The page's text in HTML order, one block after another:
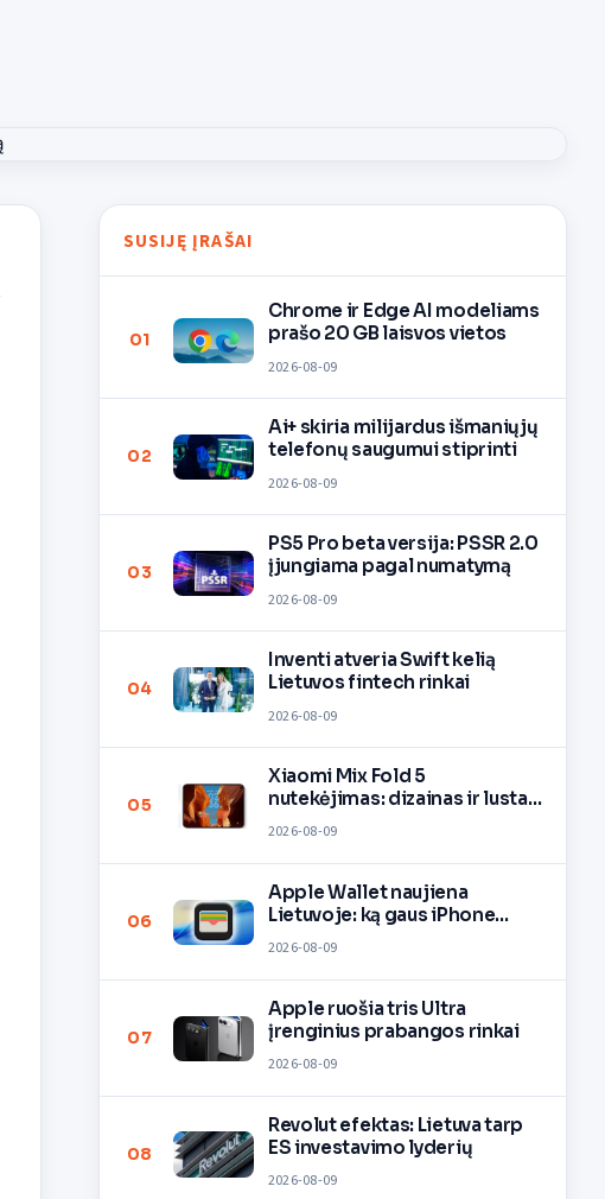
SUSIJĘ ĮRAŠAI
01
Chrome ir Edge AI modeliams
prašo 20 GB laisvos vietos
2026-08-09
02
Ai+ skiria milijardus išmaniųjų
telefonų saugumui stiprinti
2026-08-09
03
PS5 Pro beta versija: PSSR 2.0
įjungiama pagal numatymą
2026-08-09
04
Inventi atveria Swift kelią
Lietuvos fintech rinkai
2026-08-09
05
Xiaomi Mix Fold 5
nutekėjimas: dizainas ir lustas
2026-08-09
06
Apple Wallet naujiena
Lietuvoje: ką gaus iPhone
2026-08-09
07
Apple ruošia tris Ultra
įrenginius prabangos rinkai
2026-08-09
08
Revolut efektas: Lietuva tarp
ES investavimo lyderių
2026-08-09